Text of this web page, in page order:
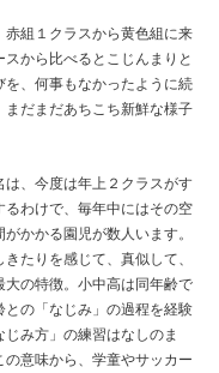
組１クラスから黄色組に来
から比べるとこじんまりと
を、何事もなかったように続
だまだあちこち新鮮な様子
、今度は年上２クラスがす
わけで、毎年中にはその空
かかる園児が数人います。
たりを感じて、真似して、
の特徴。小中高は同年齢で
の「なじみ」の過程を経験
み方」の練習はなしのま
意味から、学童やサッカー